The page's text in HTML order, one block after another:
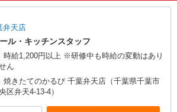
弁天店
ル・キッチンスタッフ
時給1,200円以上 ※研修中も時給の変動はあり
ん
焼きたてのかるび 千葉弁天店（千葉県千葉市
区弁天4-13-4）